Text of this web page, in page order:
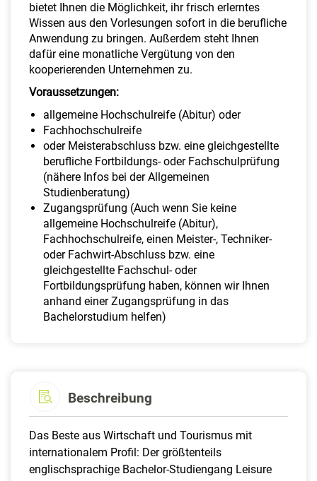
bietet Ihnen die Möglichkeit, ihr frisch erlerntes
Wissen aus den Vorlesungen sofort in die berufliche
Anwendung zu bringen. Außerdem steht Ihnen
dafür eine monatliche Vergütung von den
kooperierenden Unternehmen zu.
Voraussetzungen:
allgemeine Hochschulreife (Abitur) oder
Fachhochschulreife
oder Meisterabschluss bzw. eine gleichgestellte
berufliche Fortbildungs- oder Fachschulprüfung
(nähere Infos bei der Allgemeinen
Studienberatung)
Zugangsprüfung (Auch wenn Sie keine
allgemeine Hochschulreife (Abitur),
Fachhochschulreife, einen Meister-, Techniker-
oder Fachwirt-Abschluss bzw. eine
gleichgestellte Fachschul- oder
Fortbildungsprüfung haben, können wir Ihnen
anhand einer Zugangsprüfung in das
Bachelorstudium helfen)
Beschreibung
Das Beste aus Wirtschaft und Tourismus mit
internationalem Profil: Der größtenteils
englischsprachige Bachelor-Studiengang Leisure